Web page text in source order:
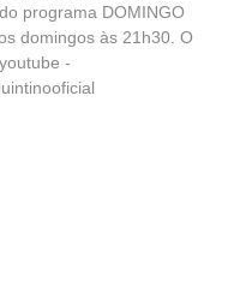
programa DOMINGO
domingos às 21h30. O
-